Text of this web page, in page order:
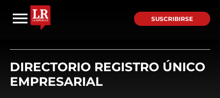
SUSCRIBIRSE
DIRECTORIO REGISTRO ÚNICO
EMPRESARIAL